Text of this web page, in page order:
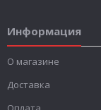
Информация
О магазине
Доставка